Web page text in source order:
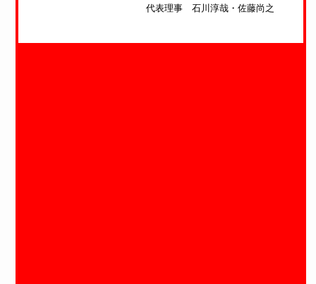
代表理事 石川淳哉・佐藤尚之